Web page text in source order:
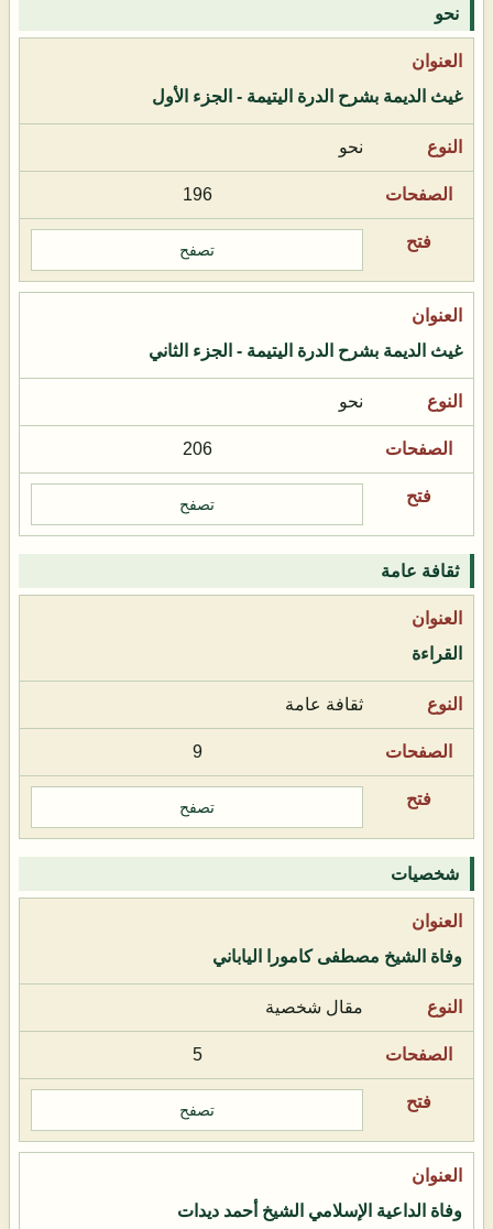
نحو
غيث الديمة بشرح الدرة اليتيمة - الجزء الأول
نحو
196
تصفح
غيث الديمة بشرح الدرة اليتيمة - الجزء الثاني
نحو
206
تصفح
ثقافة عامة
القراءة
ثقافة عامة
9
تصفح
شخصيات
وفاة الشيخ مصطفى كامورا الياباني
مقال شخصية
5
تصفح
وفاة الداعية الإسلامي الشيخ أحمد ديدات